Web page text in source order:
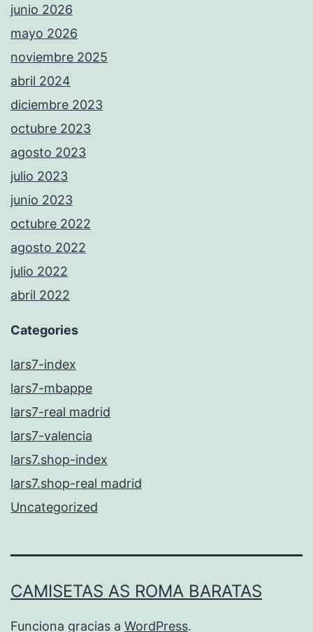
junio 2026
mayo 2026
noviembre 2025
abril 2024
diciembre 2023
octubre 2023
agosto 2023
julio 2023
junio 2023
octubre 2022
agosto 2022
julio 2022
abril 2022
Categories
lars7-index
lars7-mbappe
lars7-real madrid
lars7-valencia
lars7.shop-index
lars7.shop-real madrid
Uncategorized
CAMISETAS AS ROMA BARATAS
Funciona gracias a WordPress.